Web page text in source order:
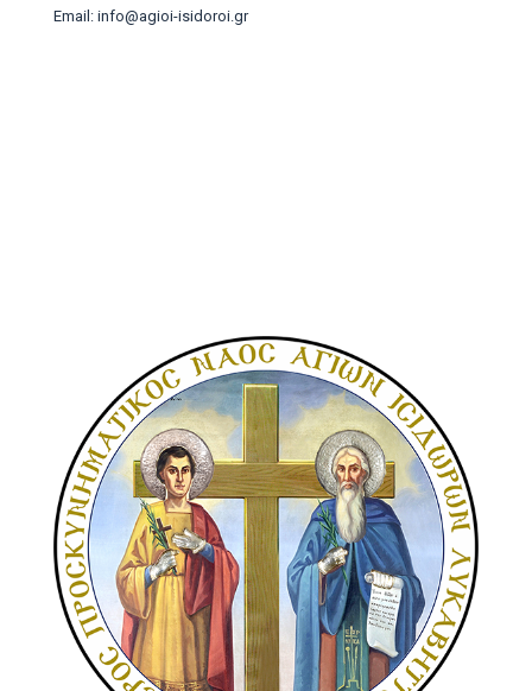
Email: info@agioi-isidoroi.gr